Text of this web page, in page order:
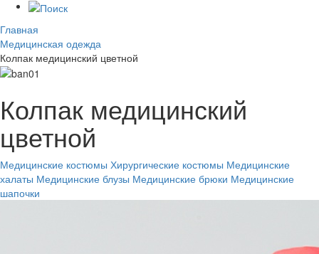
Главная
Медицинская одежда
Колпак медицинский цветной
Колпак медицинский
цветной
Медицинские костюмы Хирургические костюмы Медицинские
халаты Медицинские блузы Медицинские брюки Медицинские
шапочки